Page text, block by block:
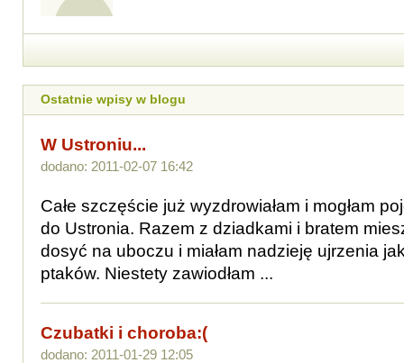
Ostatnie wpisy w blogu
W Ustroniu...
dodano: 2011-02-07 16:42
Całe szczęście już wyzdrowiałam i mogłam
do Ustronia. Razem z dziadkami i bratem
dosyć na uboczu i miałam nadzieję ujrzenia
ptaków. Niestety zawiodłam ...
Czubatki i choroba:(
dodano: 2011-01-29 12:05